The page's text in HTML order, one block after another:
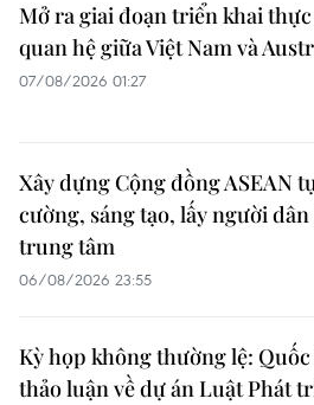
Mở ra giai đoạn triển khai
quan hệ giữa Việt Nam và
07/08/2026 01:27
Xây dựng Cộng đồng ASEAN
cường, sáng tạo, lấy người
trung tâm
06/08/2026 23:55
Kỳ họp không thường lệ:
thảo luận về dự án Luật Phát